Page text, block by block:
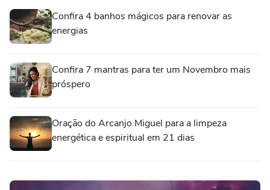
Confira 4 banhos mágicos para renovar as
energias
Confira 7 mantras para ter um Novembro mais
próspero
Oração do Arcanjo Miguel para a limpeza
energética e espiritual em 21 dias